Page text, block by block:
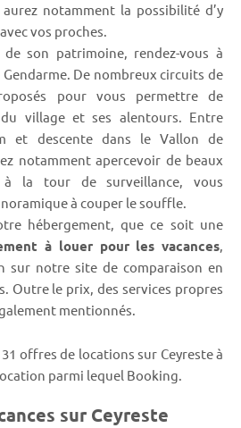
notamment la possibilité d’y
vos proches.
son patrimoine, rendez-vous à
De nombreux circuits de
pour vous permettre de
village et ses alentours. Entre
et descente dans le Vallon de
notamment apercevoir de beaux
à la tour de surveillance, vous
à couper le souffle.
hébergement, que ce soit une
à louer pour les vacances,
sur notre site de comparaison en
Outre le prix, des services propres
mentionnés.
offres de locations sur Ceyreste à
parmi lequel Booking.
sur Ceyreste